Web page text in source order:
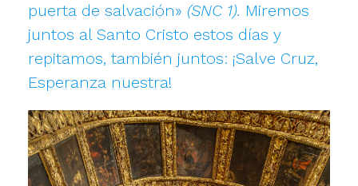
puerta de salvación» (SNC 1). Miremos
juntos al Santo Cristo estos días y
repitamos, también juntos: ¡Salve Cruz,
Esperanza nuestra!